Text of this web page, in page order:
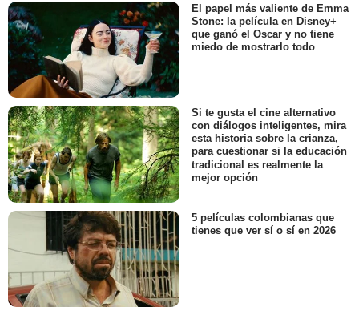
El papel más valiente de Emma
Stone: la película en Disney+
que ganó el Oscar y no tiene
miedo de mostrarlo todo
Si te gusta el cine alternativo
con diálogos inteligentes, mira
esta historia sobre la crianza,
para cuestionar si la educación
tradicional es realmente la
mejor opción
5 películas colombianas que
tienes que ver sí o sí en 2026